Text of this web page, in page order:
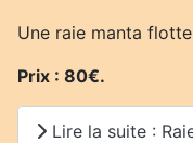
Une raie manta
Prix : 80€.
Lire la suite :